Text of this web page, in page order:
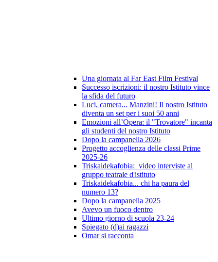
Una giornata al Far East Film Festival
Successo iscrizioni: il nostro Istituto vince
la sfida del futuro
Luci, camera... Manzini! Il nostro Istituto
diventa un set per i suoi 50 anni
Emozioni all’Opera: il "Trovatore" incanta
gli studenti del nostro Istituto
Dopo la campanella 2026
Progetto accoglienza delle classi Prime
2025-26
Triskaidekafobia: video interviste al
gruppo teatrale d'istituto
Triskaidekafobia... chi ha paura del
numero 13?
Dopo la campanella 2025
Avevo un fuoco dentro
Ultimo giorno di scuola 23-24
Spiegato (d)ai ragazzi
Omar si racconta